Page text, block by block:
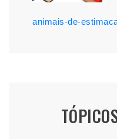
animais-de-